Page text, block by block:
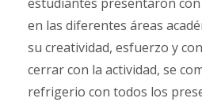
estudiantes presentaron
en las diferentes áreas
su creatividad, esfuerzo y
cerrar con la actividad, se
refrigerio con todos los